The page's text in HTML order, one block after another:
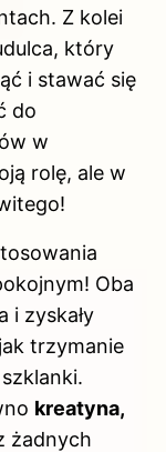
Z kolei
który
i stawać się
do
w
rolę, ale w
Oba
i zyskały
trzymanie
kreatyna,
żadnych